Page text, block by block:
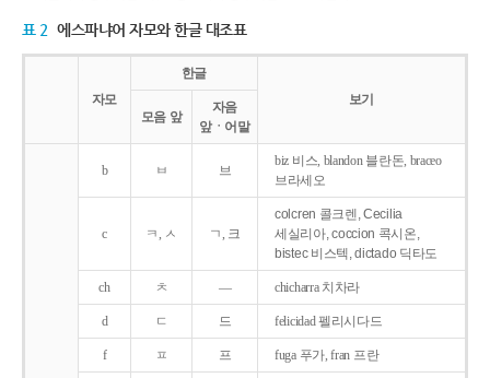
표 2 에스파냐어 자모와 한글 대조표
자모
한글
보기
모음 앞
자음
앞ㆍ어말
b ㅂ 브
biz 비스, blandon 블란돈, braceo
브라세오
c ㅋ, ㅅ ㄱ, 크
colcren 콜크렌, Cecilia
세실리아, coccion 콕시온,
bistec 비스텍, dictado 딕타도
ch ㅊ ― chicharra 치차라
d ㄷ 드 felicidad 펠리시다드
f ㅍ 프 fuga 푸가, fran 프란